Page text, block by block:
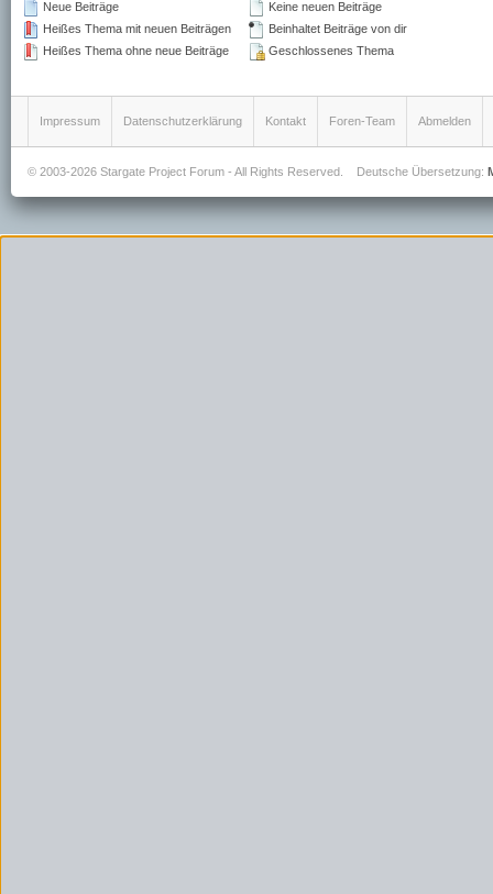
Neue Beiträge
Heißes Thema mit neuen Beiträgen
Heißes Thema ohne neue Beiträge
Keine neuen Beiträge
Beinhaltet Beiträge von dir
Geschlossenes Thema
Impressum Datenschutzerklärung Kontakt Foren-Team Abmelden
© 2003-2026 Stargate Project Forum - All Rights Reserved. Deutsche Übersetzung: